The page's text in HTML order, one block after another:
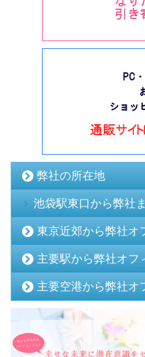
弊社の所在地
池袋駅東口から弊社
東京近郊から弊社オ
主要駅から弊社オフ
主要空港から弊社オ